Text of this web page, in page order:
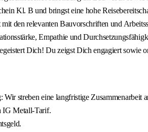
Kl. B und bringst eine hohe
den relevanten Bauvorschriften und
Empathie und
Dich! Du zeigst Dich engagiert sowie
Wir streben eine langfristige Zusammenarbeit
IG Metall-Tarif.